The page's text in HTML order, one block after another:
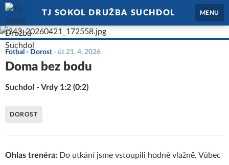
TJ SOKOL DRUŽBA SUCHDOL MENU
Fotbal - Dorost - út 21. 4. 2026
Doma bez bodu
Suchdol - Vrdy 1:2 (0:2)
DOROST
Ohlas trenéra: Do utkání jsme vstoupili hodně vlažně. Vůbec